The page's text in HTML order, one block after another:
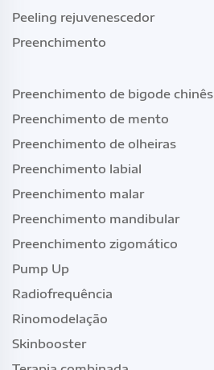
Peeling rejuvenescedor
Preenchimento
Preenchimento de bigode chinês
Preenchimento de mento
Preenchimento de olheiras
Preenchimento labial
Preenchimento malar
Preenchimento mandibular
Preenchimento zigomático
Pump Up
Radiofrequência
Rinomodelação
Skinbooster